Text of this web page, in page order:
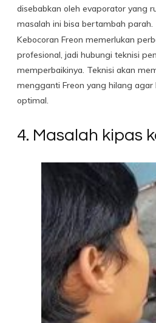
disebabkan oleh evaporator yang
masalah ini bisa bertambah parah.
Kebocoran Freon memerlukan
profesional, jadi hubungi teknisi
memperbaikinya. Teknisi akan
mengganti Freon yang hilang
optimal.
4. Masalah kipas